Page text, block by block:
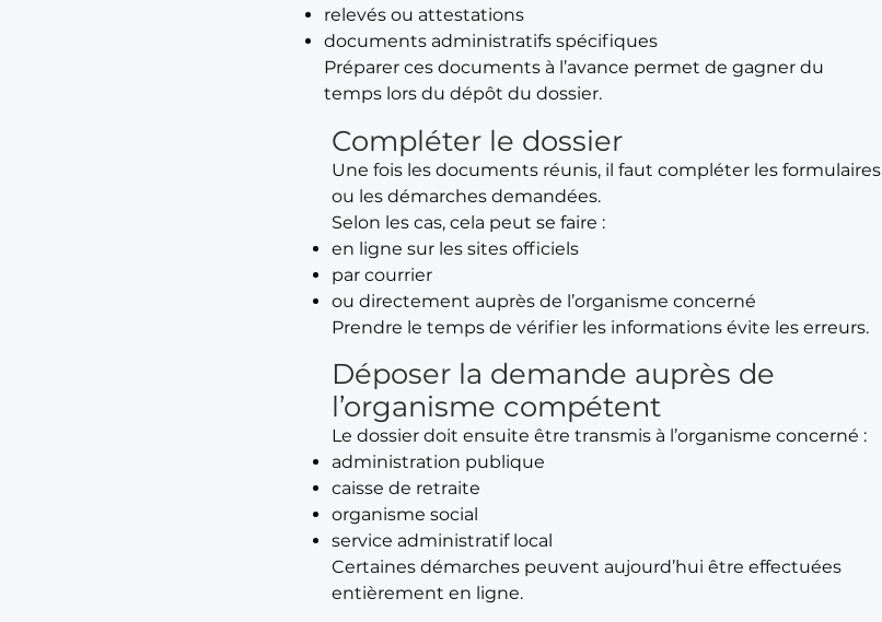
relevés ou attestations
documents administratifs spécifiques
Préparer ces documents à l’avance permet de gagner du
temps lors du dépôt du dossier.
Compléter le dossier
Une fois les documents réunis, il faut compléter les formulaires
ou les démarches demandées.
Selon les cas, cela peut se faire :
en ligne sur les sites officiels
par courrier
ou directement auprès de l’organisme concerné
Prendre le temps de vérifier les informations évite les erreurs.
Déposer la demande auprès de
l’organisme compétent
Le dossier doit ensuite être transmis à l’organisme concerné :
administration publique
caisse de retraite
organisme social
service administratif local
Certaines démarches peuvent aujourd’hui être effectuées
entièrement en ligne.